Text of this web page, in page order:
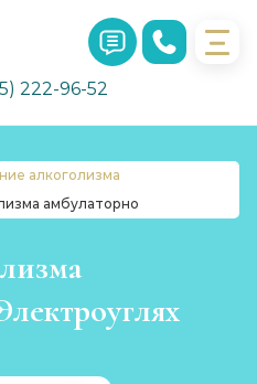
222-96-52
алкоголизма
амбулаторно